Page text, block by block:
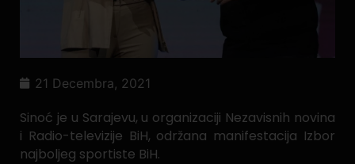
21 Decembra, 2021
Sinoć je u Sarajevu, u organizaciji Nezavisnih novina
i Radio-televizije BiH, održana manifestacija Izbor
najboljeg sportiste BiH.